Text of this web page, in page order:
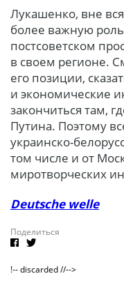
Лукашенко, вне
более важную
постсоветском
в своем регионе.
его позиции,
и экономические
закончиться там,
Путина. Поэтому
украинско-
том числе и от
миротворческих
Deutsche welle
Поделиться
!-- discarded //-->